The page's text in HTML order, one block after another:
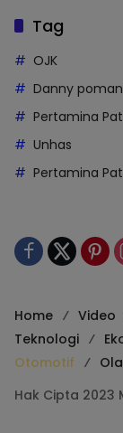
Tag
OJK
Danny
Pertamina
Unhas
Pertamina
Home Video
Teknologi
Otomotif
Hak Cipta 2023